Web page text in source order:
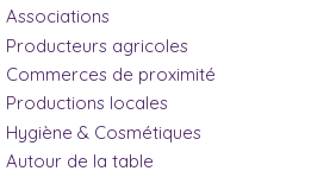
Associations
Producteurs agricoles
Commerces de proximité
Productions locales
Hygiène & Cosmétiques
Autour de la table